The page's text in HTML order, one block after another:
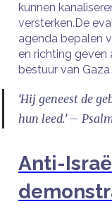
kunnen
versterken.De
agenda bepalen
en richting geven
bestuur van
‘Hij geneest de
hun leed.’ –
Anti-